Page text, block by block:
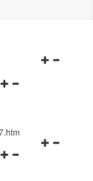
Navigationsmenü
Navigationsmenü